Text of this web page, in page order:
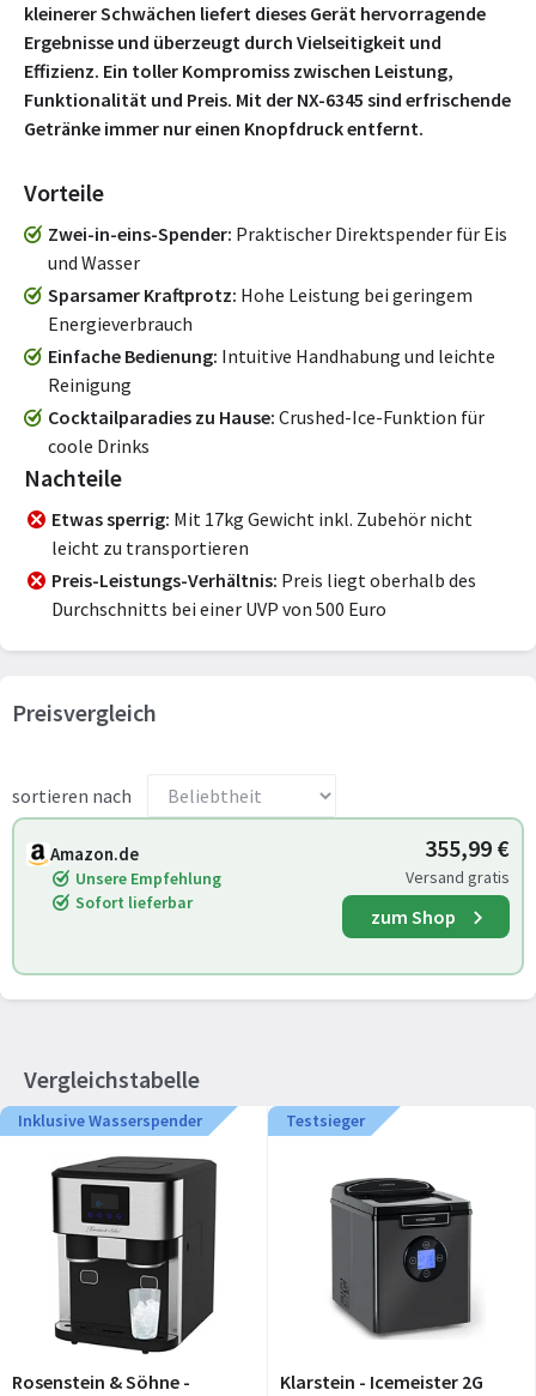
kleinerer Schwächen liefert dieses Gerät hervorragende
Ergebnisse und überzeugt durch Vielseitigkeit und
Effizienz. Ein toller Kompromiss zwischen Leistung,
Funktionalität und Preis. Mit der NX-6345 sind erfrischende
Getränke immer nur einen Knopfdruck entfernt.
Vorteile
Zwei-in-eins-Spender Praktischer Direktspender für Eis
und Wasser
Sparsamer Kraftprotz Hohe Leistung bei geringem
Energieverbrauch
Einfache Bedienung Intuitive Handhabung und leichte
Reinigung
Cocktailparadies zu Hause Crushed-Ice-Funktion für
coole Drinks
Nachteile
Etwas sperrig Mit 17kg Gewicht inkl. Zubehör nicht
leicht zu transportieren
Preis-Leistungs-Verhältnis Preis liegt oberhalb des
Durchschnitts bei einer UVP von 500 Euro
Preisvergleich
sortieren nach
Amazon.de
Unsere Empfehlung
Sofort lieferbar
355,99 €
Versand gratis
zum Shop
Vergleichstabelle
Inklusive Wasserspender
Rosenstein & Söhne -
Testsieger
Klarstein - Icemeister 2G